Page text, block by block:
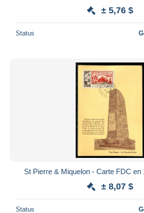
± 5,76 $
Status
St Pierre & Miquelon - Carte FDC en
± 8,07 $
Status